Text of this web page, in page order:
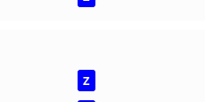
Z